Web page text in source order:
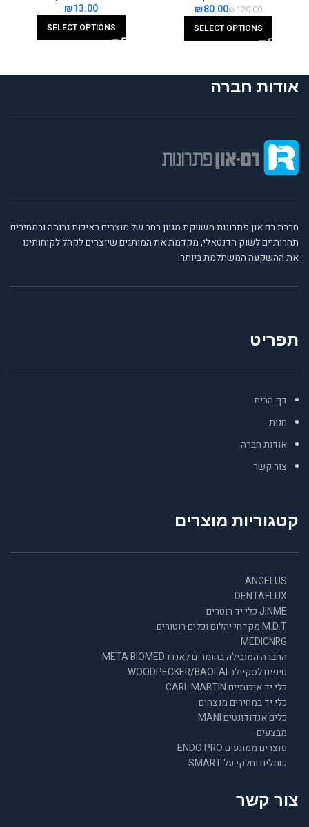
₪120.00
₪80.00
SELECT OPTIONS
₪
SELECT OPTIONS
אודות חברה
חברת רם און פתרונות משווקת מגוון רחב של מוצרים באיכות גבוהה ובמחירים
תחרותיים לשוק הדנטאלי, מקדמת את המותגים שיוצרים לקהל לקוחותינו
את ההשקעה המשתלמת ביותר.
תפריט
דף הבית
חנות
אודות חברה
צור קשר
קטגוריות מוצרים
ANGELUS
DENTAFLUX
JINME כלי יד רוטרים
M.D.T מקדחי יהלום וכלים רוטורים
MEDICNRG
החברה המובילה בחומרים לאנדו META BIOMED
טיפים לסקיילר WOODPECKER/BAOLAI
כלי יד איכותיים CARL MARTIN
כלי יד במחירים מנצחים
כלים אנדודונטים MANI
מבצעים
פוצרים ממונעים ENDO PRO
שתלים וחלקי על SMART
צור קשר